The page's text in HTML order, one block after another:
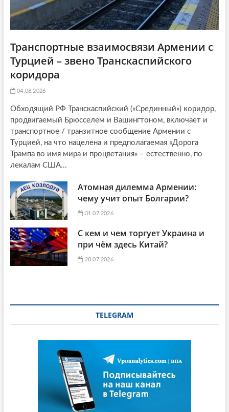
Транспортные взаимосвязи Армении с
Турцией – звено Транскаспийского
коридора
04.08.2026
Обходящий РФ Транскаспийский («Срединный») коридор,
продвигаемый Брюсселем и Вашингтоном, включает и
транспортное / транзитное сообщение Армении с
Турцией, на что нацелена и предполагаемая «Дорога
Трампа во имя мира и процветания» – естественно, по
лекалам США...
Атомная дилемма Армении:
чему учит опыт Болгарии?
31.07.2026
С кем и чем торгует Украина и
при чём здесь Китай?
28.07.2026
TELEGRAM